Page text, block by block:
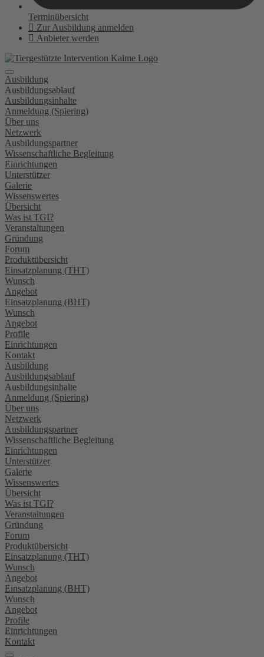
Terminübersicht
Zur Ausbildung anmelden
Anbieter werden
Ausbildung
Ausbildungsablauf
Ausbildungsinhalte
Anmeldung (Spiering)
Über uns
Netzwerk
Ausbildungspartner
Wissenschaftliche Begleitung
Einrichtungen
Unterstützer
Galerie
Wissenswertes
Übersicht
Was ist TGI?
Veranstaltungen
Gründung
Forum
Produktübersicht
Einsatzplanung (THT)
Wunsch
Angebot
Einsatzplanung (BHT)
Wunsch
Angebot
Profile
Einrichtungen
Kontakt
Ausbildung
Ausbildungsablauf
Ausbildungsinhalte
Anmeldung (Spiering)
Über uns
Netzwerk
Ausbildungspartner
Wissenschaftliche Begleitung
Einrichtungen
Unterstützer
Galerie
Wissenswertes
Übersicht
Was ist TGI?
Veranstaltungen
Gründung
Forum
Produktübersicht
Einsatzplanung (THT)
Wunsch
Angebot
Einsatzplanung (BHT)
Wunsch
Angebot
Profile
Einrichtungen
Kontakt